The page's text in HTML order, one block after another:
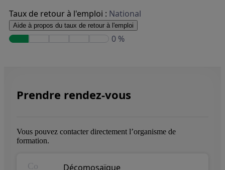
Taux de retour à l'emploi : National
Aide à propos du taux de retour à l'emploi
0 %
Prendre rendez-vous
Vous pouvez contacter directement l’organisme de
formation.
Co Décomosaïque